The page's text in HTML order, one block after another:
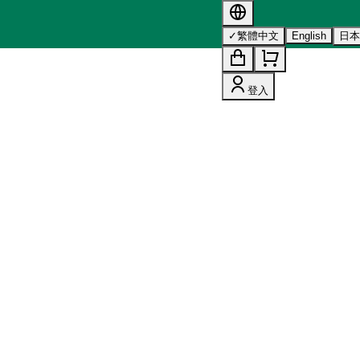
✓繁體中文 English 日
登入